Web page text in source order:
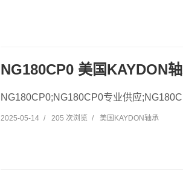
NG180CP0 美国KAYDON
NG180CP0;NG180CP0专业供应
2025-05-14 / 205 次浏览 / 美国KAYDON轴承